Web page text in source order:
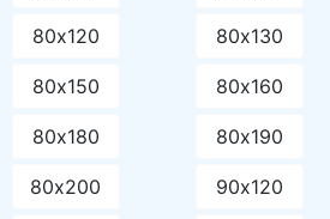
80х120 80х130
80х150 80х160
80х180 80х190
80х200 90х120